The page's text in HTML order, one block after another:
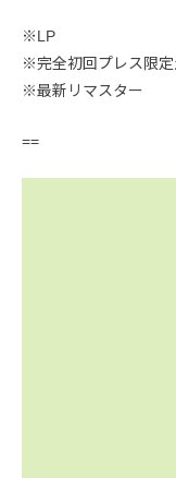
※LP
※完全初回プレス限
※最新リマスター
==